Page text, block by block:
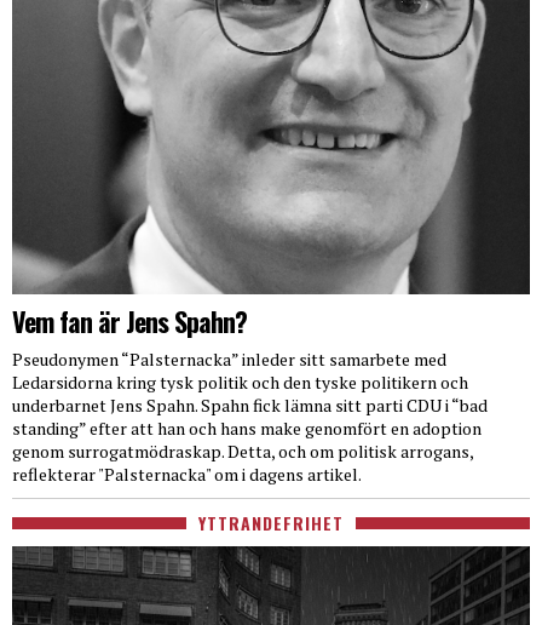
Vem fan är Jens Spahn?
Pseudonymen “Palsternacka” inleder sitt samarbete med
Ledarsidorna kring tysk politik och den tyske politikern och
underbarnet Jens Spahn. Spahn fick lämna sitt parti CDU i “bad
standing” efter att han och hans make genomfört en adoption
genom surrogatmödraskap. Detta, och om politisk arrogans,
reflekterar "Palsternacka" om i dagens artikel.
YTTRANDEFRIHET